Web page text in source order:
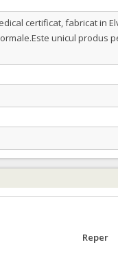
certificat, fabricat in
unicul produs
Reper